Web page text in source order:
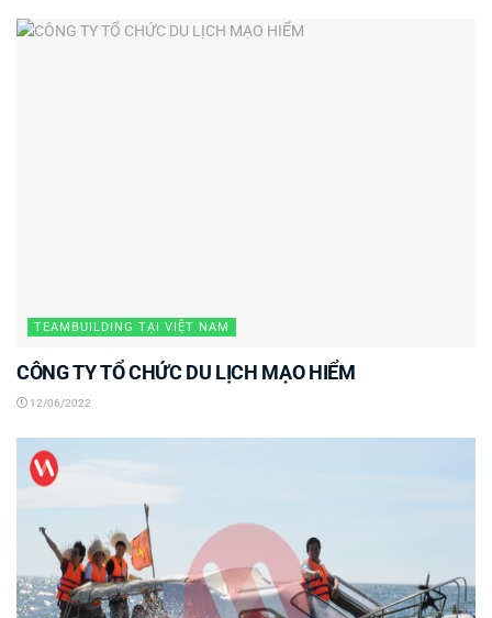
TEAMBUILDING TẠI VIỆT NAM
CÔNG TY TỔ CHỨC DU LỊCH MẠO HIỂM
12/06/2022